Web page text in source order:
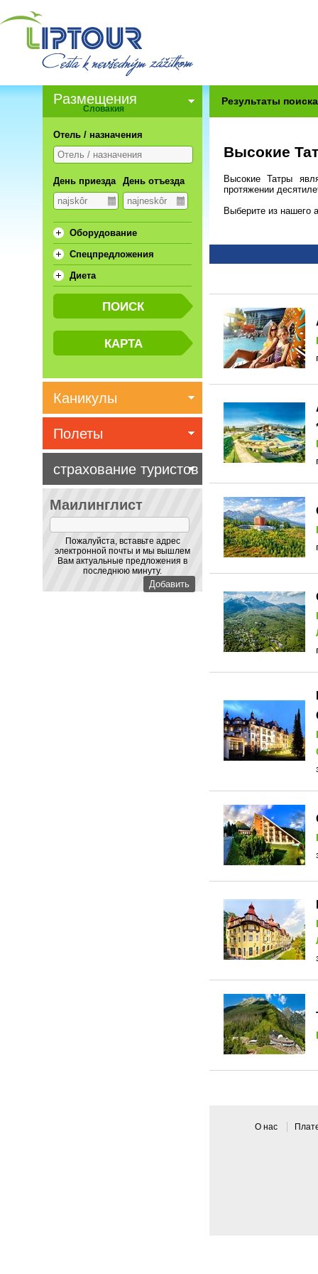
Результаты
Высокие
Высокие Татры
протяжении
Выберите из нашего
О нас
Pазмещения
Словакия
Отель / назначения
День приезда День отъезда
Oборудование
Спецпредложения
Диета
Каникулы
Маилинглист
Пожалуйста, вставьте адрес
электронной почты и мы вышлем
Вам актуальные предложения в
последнюю минуту.
Полеты
страхование туристов